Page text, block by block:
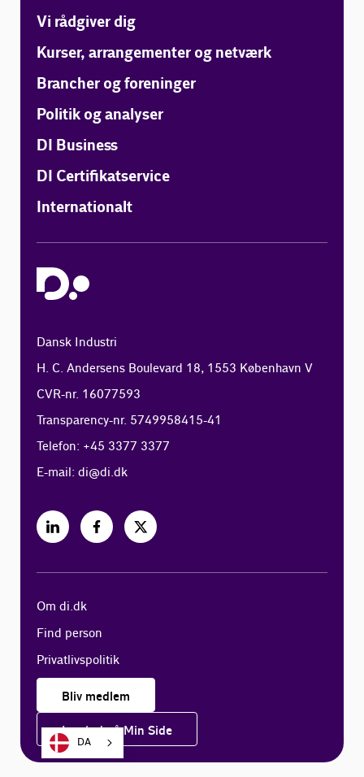
Vi rådgiver dig
Kurser, arrangementer og netværk
Brancher og foreninger
Politik og analyser
DI Business
DI Certifikatservice
Internationalt
Dansk Industri
H. C. Andersens Boulevard 18, 1553 København V
CVR-nr. 16077593
Transparency-nr. 5749958415-41
Telefon: +45 3377 3377
E-mail:di@di.dk
Om di.dk
Find person
Privatlivspolitik
Bliv medlem
Log ind på Min Side
DA